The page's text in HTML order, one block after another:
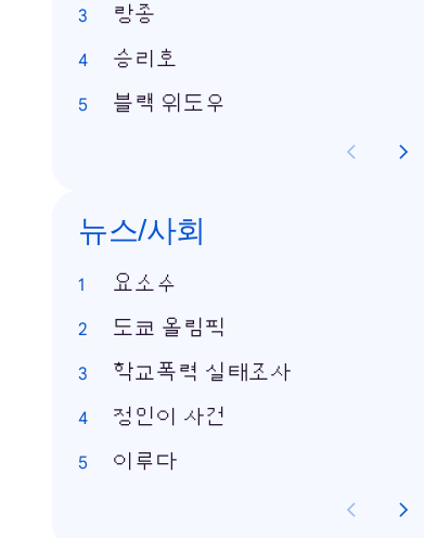
랑종
승리호
블랙 위도우
뉴스/사회
요소수
도쿄 올림픽
학교폭력 실태조사
정인이 사건
이루다